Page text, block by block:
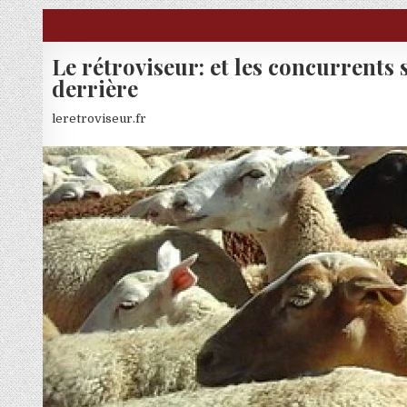
Skip to content
Le rétroviseur: et les concurrents
derrière
leretroviseur.fr